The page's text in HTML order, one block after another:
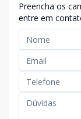
Preencha os
entre em